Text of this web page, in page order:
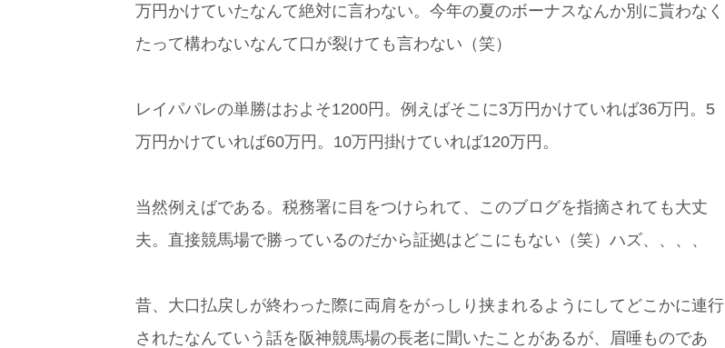
万円かけていたなんて絶対に言わない。今年の夏のボーナスなんか別に貰わなく
たって構わないなんて口が裂けても言わない（笑）
レイパパレの単勝はおよそ1200円。例えばそこに3万円かけていれば36万円。5
万円かけていれば60万円。10万円掛けていれば120万円。
当然例えばである。税務署に目をつけられて、このブログを指摘されても大丈
夫。直接競馬場で勝っているのだから証拠はどこにもない（笑）ハズ、、、、
昔、大口払戻しが終わった際に両肩をがっしり挟まれるようにしてどこかに連行
されたなんていう話を阪神競馬場の長老に聞いたことがあるが、眉唾ものであ